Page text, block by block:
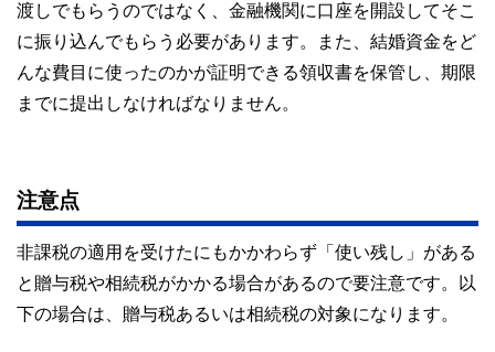
渡しでもらうのではなく、金融機関に口座を開設してそこ
に振り込んでもらう必要があります。また、結婚資金をど
んな費目に使ったのかが証明できる領収書を保管し、期限
までに提出しなければなりません。
注意点
非課税の適用を受けたにもかかわらず「使い残し」がある
と贈与税や相続税がかかる場合があるので要注意です。以
下の場合は、贈与税あるいは相続税の対象になります。